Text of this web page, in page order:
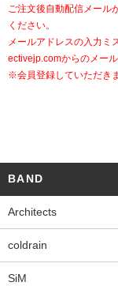
ご注文後自動配信メール
ください。
メールアドレスの入力ミ
ectivejp.comからのメー
※会員登録していただき
BAND
Architects
coldrain
SiM